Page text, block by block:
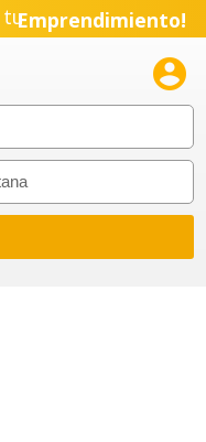
tuEmprendimiento!
